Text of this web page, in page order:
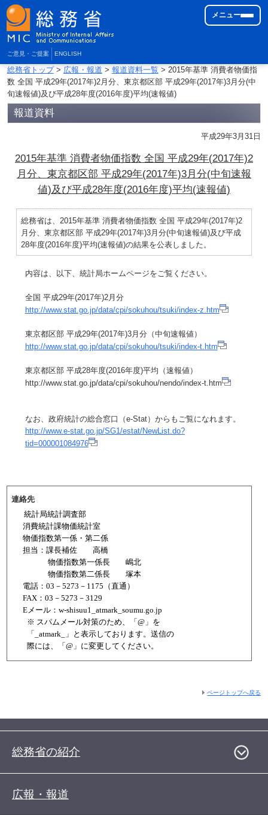
ご意見・ご提案 ENGLISH
メニュー
総務省トップ> 広報・報道 > 報道資料一覧> 2015年基準 消費者物価指
数 全国 平成29年(2017年)2月分、東京都区部 平成29年(2017年)3月分(中
旬速報値)及び平成28年度(2016年度)平均(速報値)
報道資料
平成29年3月31日
2015年基準 消費者物価指数 全国 平成29年(2017年)2
月分、東京都区部 平成29年(2017年)3月分(中旬速報
値)及び平成28年度(2016年度)平均(速報値)
総務省は、2015年基準 消費者物価指数 全国 平成29年(2017年)2
月分、東京都区部 平成29年(2017年)3月分(中旬速報値)及び平成
28年度(2016年度)平均(速報値)の結果を公表しました。
内容は、以下、統計局ホームページをご覧ください。
全国 平成29年(2017年)2月分
http://www.stat.go.jp/data/cpi/sokuhou/tsuki/index-z.htm
東京都区部 平成29年(2017年)3月分（中旬速報値）
http://www.stat.go.jp/data/cpi/sokuhou/tsuki/index-t.htm
東京都区部 平成28年度(2016年度)平均（速報値）
http://www.stat.go.jp/data/cpi/sokuhou/nendo/index-t.htm
なお、政府統計の総合窓口（e-Stat）からもご覧になれます。
http://www.e-stat.go.jp/SG1/estat/NewList.do?
tid=000001084976
連絡先
統計局統計調査部
消費統計課物価統計室
物価指数第一係・第二係
担当：課長補佐 高橋
物価指数第一係長 嶋北
物価指数第二係長 塚本
電話：03－5273－1175（直通）
FAX：03－5273－3129
Eメール：w-shisuu1_atmark_soumu.go.jp
※ スパムメール対策のため、「@」を
「_atmark_」と表示しております。送信の
際には、「@」に変更してください。
ページトップへ戻る
総務省の紹介
広報・報道